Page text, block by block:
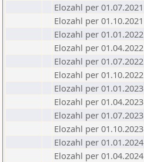
Elozahl per 01.07.2021
Elozahl per 01.10.2021
Elozahl per 01.01.2022
Elozahl per 01.04.2022
Elozahl per 01.07.2022
Elozahl per 01.10.2022
Elozahl per 01.01.2023
Elozahl per 01.04.2023
Elozahl per 01.07.2023
Elozahl per 01.10.2023
Elozahl per 01.01.2024
Elozahl per 01.04.2024